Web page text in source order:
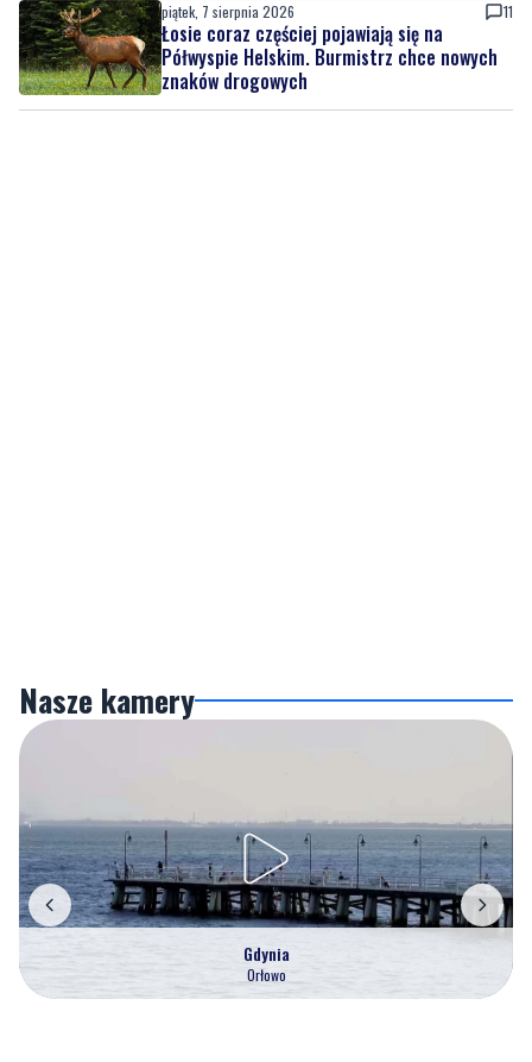
piątek, 7 sierpnia 2026 11
Łosie coraz częściej pojawiają się na
Półwyspie Helskim. Burmistrz chce nowych
znaków drogowych
Nasze kamery
Gdynia
Orłowo